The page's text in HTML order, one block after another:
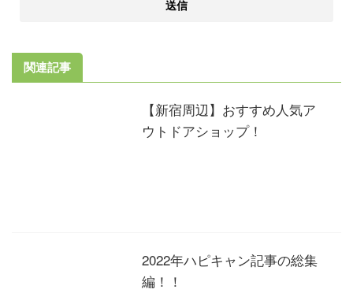
関連記事
【新宿周辺】おすすめ人気ア
ウトドアショップ！
2022年ハピキャン記事の総集
編！！